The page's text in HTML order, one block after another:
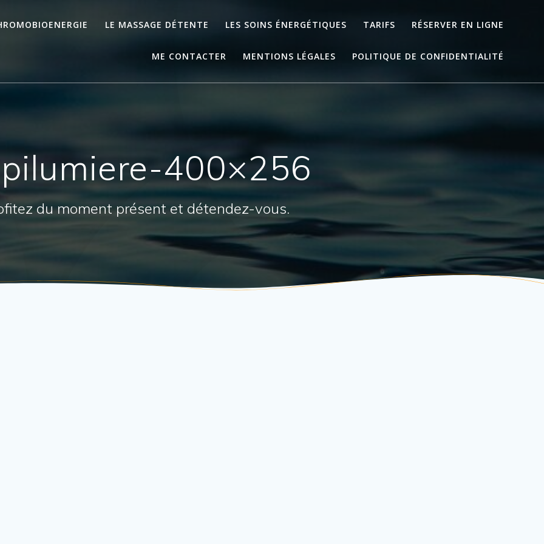
LE MASSAGE DÉTENTE LES SOINS ÉNERGÉTIQUES TARIFS RÉSERVER EN LIGNE
ME CONTACTER MENTIONS LÉGALES POLITIQUE DE CONFIDENTIALITÉ
400×256
du moment présent et détendez-vous.